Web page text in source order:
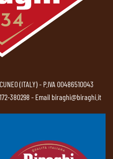
(ITALY) - P.IVA 00486510043
380298 - Email biraghi@biraghi.it